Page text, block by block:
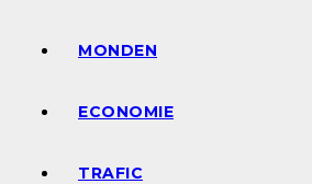
MONDEN
ECONOMIE
TRAFIC